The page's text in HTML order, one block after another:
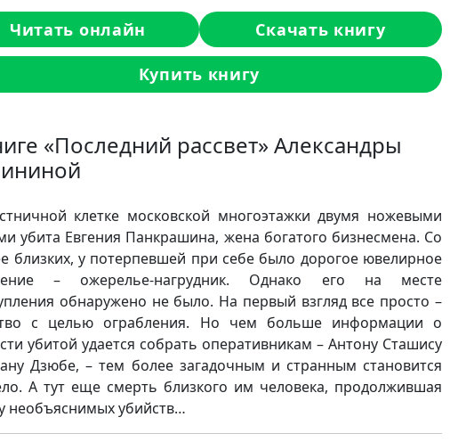
Читать онлайн Скачать книгу
Купить книгу
«Последний рассвет» Александры
клетке московской многоэтажки двумя ножевыми
убита Евгения Панкрашина, жена богатого бизнесмена. Со
близких, у потерпевшей при себе было дорогое ювелирное
– ожерелье-нагрудник. Однако его на месте
обнаружено не было. На первый взгляд все просто –
с целью ограбления. Но чем больше информации о
убитой удается собрать оперативникам – Антону Сташису
Дзюбе, – тем более загадочным и странным становится
А тут еще смерть близкого им человека, продолжившая
необъяснимых убийств…